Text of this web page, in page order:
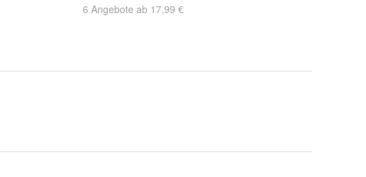
6 Angebote ab 17,99 €